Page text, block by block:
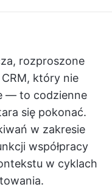
rozproszone
który nie
— to codzienne
się pokonać.
w zakresie
współpracy
w cyklach